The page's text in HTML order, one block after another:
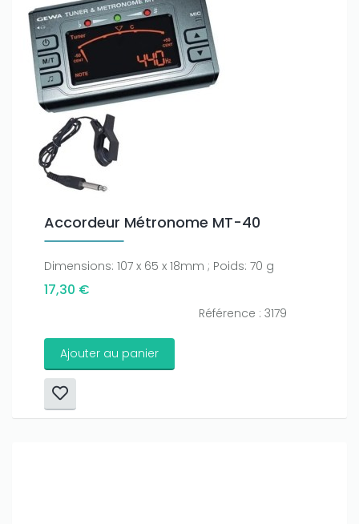
Accordeur Métronome MT-40
Dimensions: 107 x 65 x 18mm ; Poids: 70 g
17,30 €
Référence : 3179
Ajouter au panier